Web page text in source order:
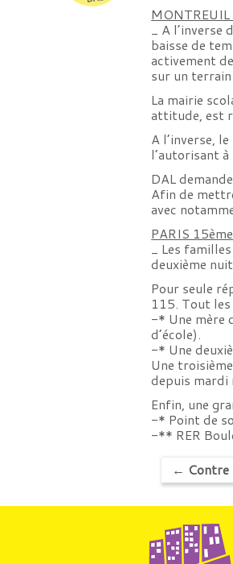
MONTREUIL
_ A l’inverse
baisse de
activement
sur un
La mairie
attitude, est
A l’inverse,
l’autorisant
DAL
Afin de
avec
PARIS
_ Les
deuxième
Pour seule
115. Tout
-* Une mère
d’école).
-* Une
Une
depuis mardi
Enfin, une
-* Point de
-** RER
← Contre